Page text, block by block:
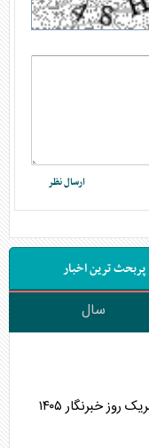
پربحث ترین اخبار
سال